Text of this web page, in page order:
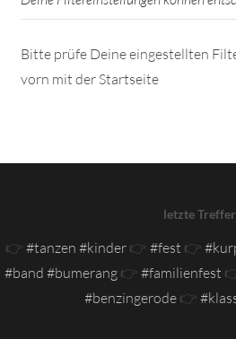
Bitte prüfe Deine eingestellten
vorn mit der Startseite
letzte
👉 #tanzen #kinder 👉 #fest 👉
#band #bumerang👉 #familienfest
#benzingerode 👉